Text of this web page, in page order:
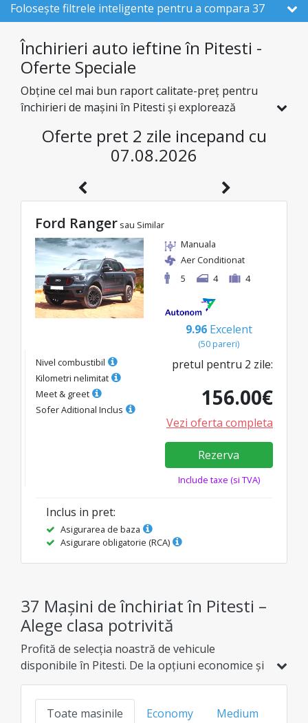
Folosește filtrele inteligente pentru a compara 37
vehicule de închiriat , din cele 525 disponibile în
România, de la 1 firme locale din Pitesti .
Închirieri auto ieftine în Pitesti -
Oferte Speciale
Obține cel mai bun raport calitate-preț pentru
închirieri de mașini în Pitesti și explorează
special pentru tine vehicule cu reduceri reale, ca
să te bucuri de o călătorie fără griji și cu un
Oferte pret 2 zile incepand cu
07.08.2026
Ford Ranger sau Similar
Manuala
Aer Conditionat
5
4 4
9.96 Excelent
(50pareri)
Nivel combustibil
Kilometri nelimitat
Meet & greet
Sofer Aditional Inclus
pretul pentru 2 zile:
156.00€
Vezi oferta completa
Rezerva
Include taxe (si TVA)
Inclus in pret:
Asigurarea de baza
Asigurare obligatorie (RCA)
37 Mașini de închiriat în Pitesti –
Alege clasa potrivită
Profită de selecția noastră de vehicule
disponibile în Pitesti. De la opțiuni economice și
hibride, până la modele de familie, SUV-uri sau
de lux, găsește varianta ideală la cel mai bun
preț transparent pentru fiecare clasă.
Toate masinile Economy
Medium